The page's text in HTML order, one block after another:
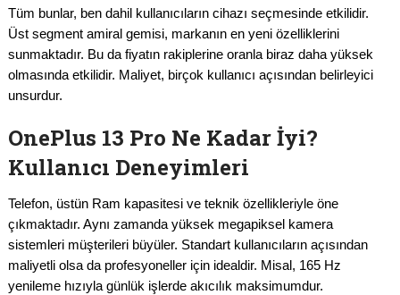
Tüm bunlar, ben dahil kullanıcıların cihazı seçmesinde etkilidir.
Üst segment amiral gemisi, markanın en yeni özelliklerini
sunmaktadır. Bu da fiyatın rakiplerine oranla biraz daha yüksek
olmasında etkilidir. Maliyet, birçok kullanıcı açısından belirleyici
unsurdur.
OnePlus 13 Pro Ne Kadar İyi?
Kullanıcı Deneyimleri
Telefon, üstün Ram kapasitesi ve teknik özellikleriyle öne
çıkmaktadır. Aynı zamanda yüksek megapiksel kamera
sistemleri müşterileri büyüler. Standart kullanıcıların açısından
maliyetli olsa da profesyoneller için idealdir. Misal, 165 Hz
yenileme hızıyla günlük işlerde akıcılık maksimumdur.